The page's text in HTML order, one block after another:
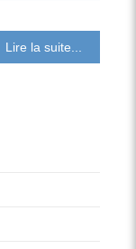
Lire la suite...